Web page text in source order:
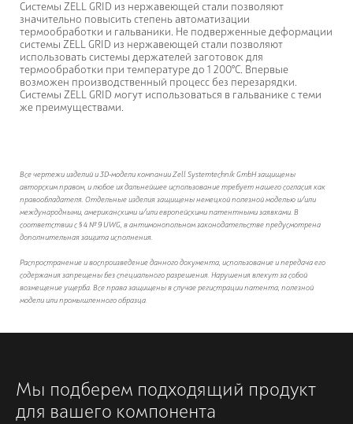
Системы ZELL GRID из нержавеющей стали позволяют
значительно повысить степень автоматизации
термообработки и гальваники. Не подверженные деформации
системы ZELL GRID из нержавеющей стали позволяют
использовать системы держателей заготовок для
термообработки при температуре до 1 200°C. Впервые
возможен производственный процесс без перезарядки.
Системы ZELL GRID могут использоваться в гальванике с теми
же преимуществами.
Все чертежи изделий и 3D-модели компании Zell Systemtechnik GmbH защищены
авторским правом, и любое их дальнейшее использование требует нашего согласия как
правообладателя. Отдельные изделия защищены немецкой полезной моделью и/или
международными, американскими и/или европейскими патентными заявками. В
соответствии с § 4 № 9 UWG, в антимонопольном законодательстве предусмотрена
дополнительная защита исполнения.
Распространение и воспроизведение данного документа, использование и передача его
содержания запрещены без специального разрешения. Нарушения влекут за собой
возмещение ущерба. Все права защищены в случае регистрации патента, полезной
модели или промышленного образца.
Мы подберем подходящий продукт
для вашего компонента